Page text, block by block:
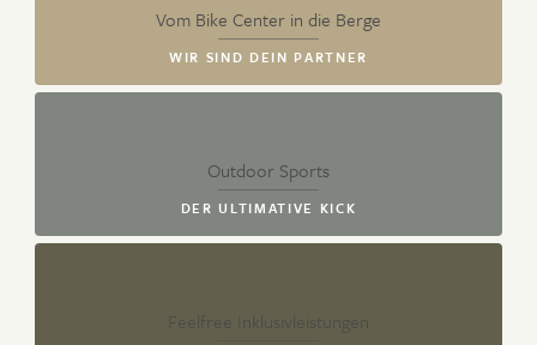
Vom Bike Center in die Berge
WIR SIND DEIN PARTNER
Outdoor Sports
DER ULTIMATIVE KICK
Feelfree Inklusivleistungen